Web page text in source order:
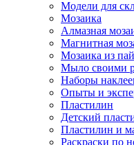
Модели для
Мозаика
Алмазная
Магнитная
Мозаика из
Мыло своими
Наборы
Опыты и
Пластилин
Детский
Пластилин и
Раскраски по